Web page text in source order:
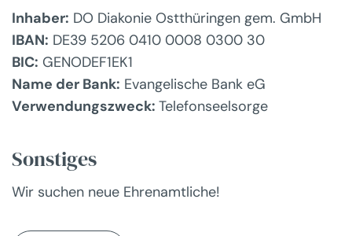
Inhaber: DO Diakonie Ostthüringen gem. GmbH
IBAN: DE39 5206 0410 0008 0300 30
BIC: GENODEF1EK1
Name der Bank: Evangelische Bank eG
Verwendungszweck: Telefonseelsorge
Sonstiges
Wir suchen neue Ehrenamtliche!